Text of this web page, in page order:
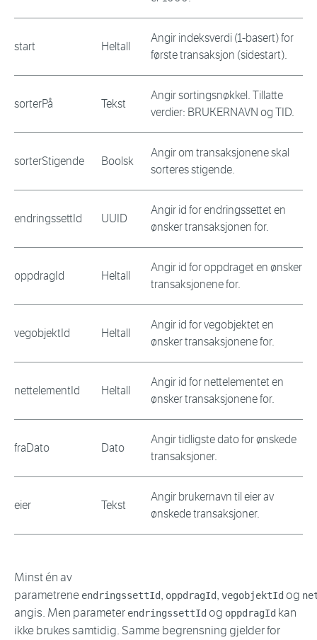
start Heltall
Angir indeksverdi (1-basert) for
første transaksjon (sidestart).
sorterPå Tekst
Angir sortingsnøkkel. Tillatte
verdier: BRUKERNAVN og TID.
sorterStigende Boolsk
Angir om transaksjonene skal
sorteres stigende.
endringssettId UUID
Angir id for endringssettet en
ønsker transaksjonen for.
oppdragId Heltall
Angir id for oppdraget en ønsker
transaksjonene for.
vegobjektId Heltall
Angir id for vegobjektet en
ønsker transaksjonene for.
nettelementId Heltall
Angir id for nettelementet en
ønsker transaksjonene for.
fraDato Dato
Angir tidligste dato for ønskede
transaksjoner.
eier Tekst
Angir brukernavn til eier av
ønskede transaksjoner.
Minst én av
parametrene endringssettId, oppdragId, vegobjektId og
angis. Men parameter endringssettId og oppdragId kan
ikke brukes samtidig. Samme begrensning gjelder for